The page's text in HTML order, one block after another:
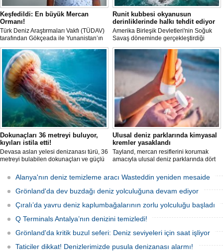
Keşfedildi: En büyük Mercan
Ormanı!
Türk Deniz Araştırmaları Vakfı (TÜDAV)
tarafından Gökçeada ile Yunanistan’ın
Semadirek Adası arasında yürütülen
araştırmada, Türkiye kara sularında 70
ila 120 metre derinlikte ve 2
kilometreden fazla uzunlukta, Ege
Denizi’ndeki en büyük mercan ormanı
keşfedildi.
Runit kubbesi okyanusun
derinliklerinde halkı tehdit ediyor
Amerika Birleşik Devletleri'nin Soğuk
Savaş döneminde gerçekleştirdiği
nükleer testlerin ardından kalan
radyoaktif atıkların üzerini kapatan Runit
Kubbesi, çevresel riskler ve deniz
seviyesindeki yükselmeler nedeniyle
tartışma konusu olmaya devam ediyor.
Dokunaçları 36 metreyi buluyor,
kıyıları istila etti!
Devasa aslan yelesi denizanası türü, 36
metreyi bulabilen dokunaçları ve güçlü
akıntıların bu olağan dışı yoğunluğa
neden olduğunu belirtiyor.
Ulusal deniz parklarında kimyasal
kremler yasaklandı
Tayland, mercan resiflerini korumak
amacıyla ulusal deniz parklarında dört
kremlerinin kullanımını resmen
yasakladı.
Alanya'nın deniz temizleme aracı Wasteddin yeniden mesaide
Grönland'da dev buzdağı deniz yolculuğuna devam ediyor
Çıralı’da yavru deniz kaplumbağalarının zorlu yolculuğu başladı
Q Terminals Antalya’nın denizini temizledi!
Grönland'da kritik buzul seferi: Deniz seviyeleri için saat işliyor
Taticiler dikkat! Denizlerimizde pusula denizanası alarmı!